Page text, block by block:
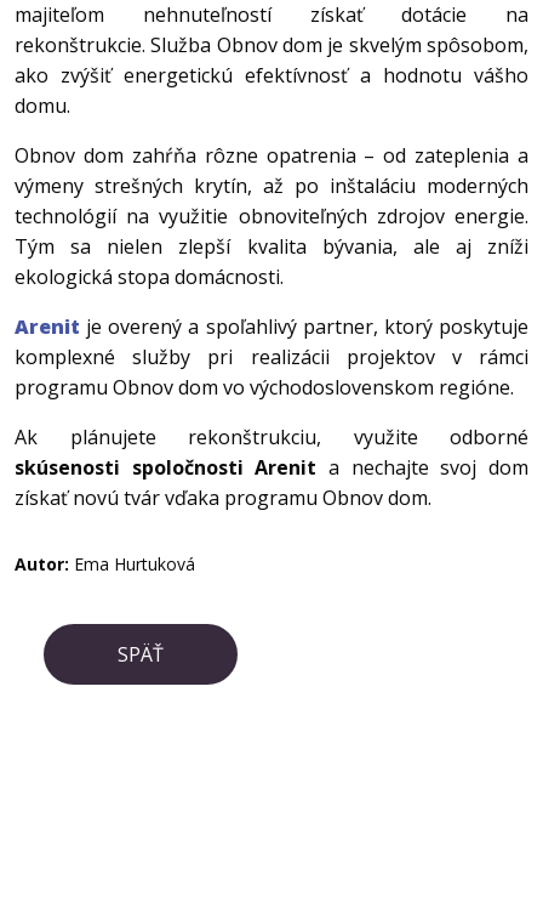
majiteľom nehnuteľností získať dotácie na
rekonštrukcie. Služba Obnov dom je skvelým spôsobom,
ako zvýšiť energetickú efektívnosť a hodnotu vášho
domu.
Obnov dom zahŕňa rôzne opatrenia – od zateplenia a
výmeny strešných krytín, až po inštaláciu moderných
technológií na využitie obnoviteľných zdrojov energie.
Tým sa nielen zlepší kvalita bývania, ale aj zníži
ekologická stopa domácnosti.
Arenit je overený a spoľahlivý partner, ktorý poskytuje
komplexné služby pri realizácii projektov v rámci
programu Obnov dom vo východoslovenskom regióne.
Ak plánujete rekonštrukciu, využite odborné
skúsenosti spoločnosti Arenit a nechajte svoj dom
získať novú tvár vďaka programu Obnov dom.
Autor: Ema Hurtuková
SPÄŤ